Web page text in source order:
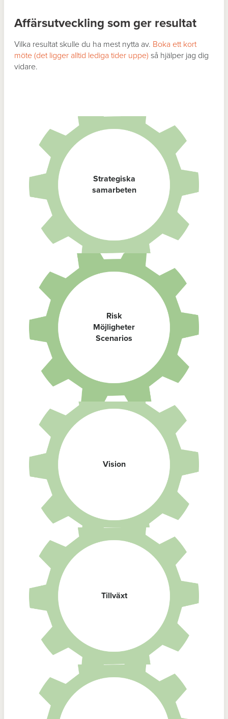
Affärsutveckling som ger resultat
Vilka resultat skulle du ha mest nytta av. Boka ett kort
möte (det ligger alltid lediga tider uppe) så hjälper jag dig
vidare.
Strategiska
samarbeten
Risk
Möjligheter
Scenarios
Vision
Tillväxt